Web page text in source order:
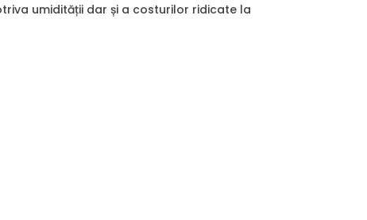
umidității dar și a costurilor ridicate la